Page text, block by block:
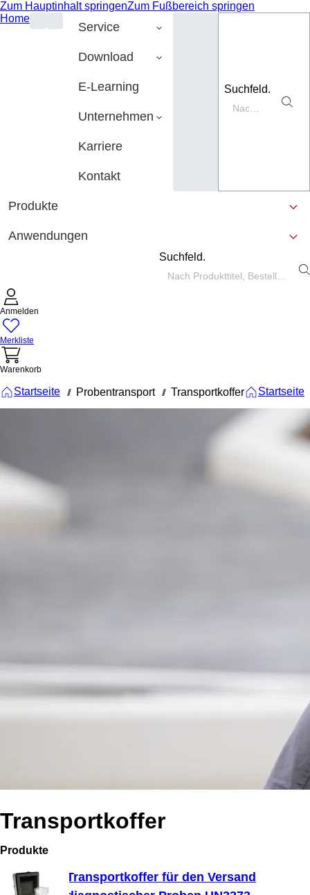
Zum Hauptinhalt springenZum Fußbereich springen
Home
Service
Download
E-Learning
Unternehmen
Karriere
Kontakt
Suchfeld.
Produkte
Anwendungen
Suchfeld.
Anmelden
Merkliste
Warenkorb
Startseite /// Probentransport /// Transportkoffer Startseite
Transportkoffer
Produkte
Transportkoffer für den Versand